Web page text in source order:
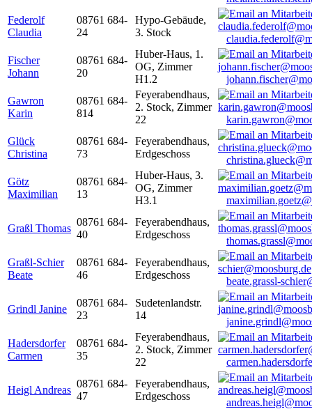
Federolf
Claudia
08761 684-
24
Hypo-Gebäude,
3. Stock
Fischer
Johann
08761 684-
20
Huber-Haus, 1.
OG, Zimmer
H1.2
Gawron
Karin
08761 684-
814
Feyerabendhaus,
2. Stock, Zimmer
22
Glück
Christina
08761 684-
73
Feyerabendhaus,
Erdgeschoss
Götz
Maximilian
08761 684-
13
Huber-Haus, 3.
OG, Zimmer
H3.1
Graßl Thomas
08761 684-
40
Feyerabendhaus,
Erdgeschoss
Graßl-Schier
Beate
08761 684-
46
Feyerabendhaus,
Erdgeschoss
beate.grassl-
Grindl Janine
08761 684-
23
Sudetenlandstr.
14
Hadersdorfer
Carmen
08761 684-
35
Feyerabendhaus,
2. Stock, Zimmer
22
Heigl Andreas
08761 684-
47
Feyerabendhaus,
Erdgeschoss